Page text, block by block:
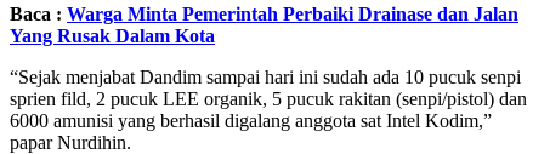
Baca : Warga Minta Pemerintah Perbaiki Drainase dan Jalan
Yang Rusak Dalam Kota
“Sejak menjabat Dandim sampai hari ini sudah ada 10 pucuk senpi
sprien fild, 2 pucuk LEE organik, 5 pucuk rakitan (senpi/pistol) dan
6000 amunisi yang berhasil digalang anggota sat Intel Kodim,”
papar Nurdihin.